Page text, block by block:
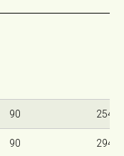
90 2540
90 2940